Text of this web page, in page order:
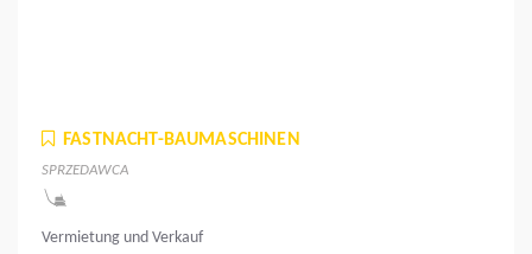
FASTNACHT-BAUMASCHINEN
SPRZEDAWCA
Vermietung und Verkauf